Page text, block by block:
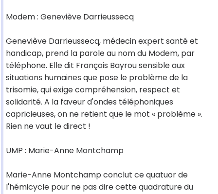
Modem : Geneviève Darrieussecq
Geneviève Darrieussecq, médecin expert santé et
handicap, prend la parole au nom du Modem, par
téléphone. Elle dit François Bayrou sensible aux
situations humaines que pose le problème de la
trisomie, qui exige compréhension, respect et
solidarité. A la faveur d'ondes téléphoniques
capricieuses, on ne retient que le mot « problème ».
Rien ne vaut le direct !
UMP : Marie-Anne Montchamp
Marie-Anne Montchamp conclut ce quatuor de
l'hémicycle pour ne pas dire cette quadrature du